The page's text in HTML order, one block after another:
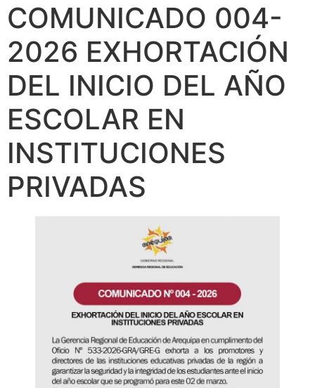
COMUNICADO 004-
2026 EXHORTACIÓN
DEL INICIO DEL AÑO
ESCOLAR EN
INSTITUCIONES
PRIVADAS